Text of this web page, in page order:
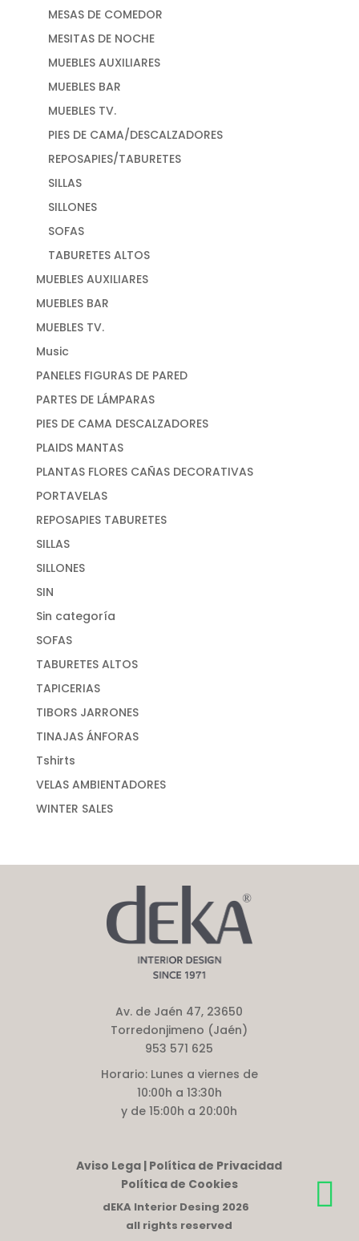
MESAS DE COMEDOR
MESITAS DE NOCHE
MUEBLES AUXILIARES
MUEBLES BAR
MUEBLES TV.
PIES DE CAMA/DESCALZADORES
REPOSAPIES/TABURETES
SILLAS
SILLONES
SOFAS
TABURETES ALTOS
MUEBLES AUXILIARES
MUEBLES BAR
MUEBLES TV.
Music
PANELES FIGURAS DE PARED
PARTES DE LÁMPARAS
PIES DE CAMA DESCALZADORES
PLAIDS MANTAS
PLANTAS FLORES CAÑAS DECORATIVAS
PORTAVELAS
REPOSAPIES TABURETES
SILLAS
SILLONES
SIN
Sin categoría
SOFAS
TABURETES ALTOS
TAPICERIAS
TIBORS JARRONES
TINAJAS ÁNFORAS
Tshirts
VELAS AMBIENTADORES
WINTER SALES
Av. de Jaén 47, 23650
Torredonjimeno (Jaén)
953 571 625
Horario:Lunes a viernes de
10:00h a 13:30h
y de 15:00h a 20:00h
Aviso Lega | Política de Privacidad
Política de Cookies
dEKA Interior Desing 2026
all rights reserved